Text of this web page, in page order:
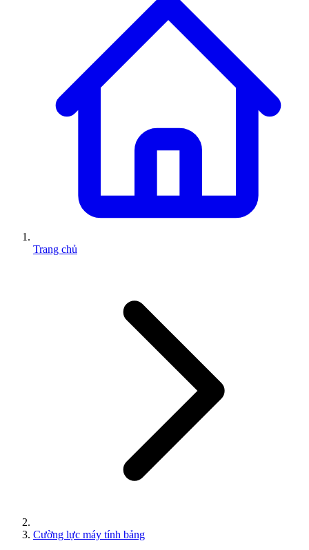
Trang chủ
Cường lực máy tính bảng